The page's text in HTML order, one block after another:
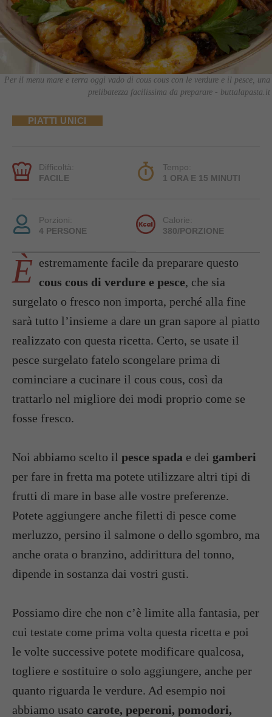
Per il menu mare e terra oggi vado di cous cous con le verdure e il pesce, una
prelibatezza facilissima da preparare - buttalapasta.it
PIATTI UNICI
Difficoltà:
FACILE
Tempo:
1 ORA E 15 MINUTI
Porzioni:
4 PERSONE
Calorie:
380/PORZIONE
È estremamente facile da preparare questo
cous cous di verdure e pesce, che sia
surgelato o fresco non importa, perché alla fine
sarà tutto l’insieme a dare un gran sapore al piatto
realizzato con questa ricetta. Certo, se usate il
pesce surgelato fatelo scongelare prima di
cominciare a cucinare il cous cous, così da
trattarlo nel migliore dei modi proprio come se
fosse fresco.
Noi abbiamo scelto il pesce spada e dei gamberi
per fare in fretta ma potete utilizzare altri tipi di
frutti di mare in base alle vostre preferenze.
Potete aggiungere anche filetti di pesce come
merluzzo, persino il salmone o dello sgombro, ma
anche orata o branzino, addirittura del tonno,
dipende in sostanza dai vostri gusti.
Possiamo dire che non c’è limite alla fantasia, per
cui testate come prima volta questa ricetta e poi
le volte successive potete modificare qualcosa,
togliere e sostituire o solo aggiungere, anche per
quanto riguarda le verdure. Ad esempio noi
abbiamo usato carote, peperoni, pomodori,